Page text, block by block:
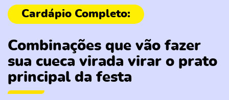
Combinações que vão fazer
sua cueca virada virar o prato
principal da festa